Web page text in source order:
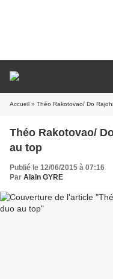
Accueil » Théo Rakotovao/ Do
Théo Rakotovao/
au top
Publié le 12/06/2015 à 07:16
Par Alain GYRE